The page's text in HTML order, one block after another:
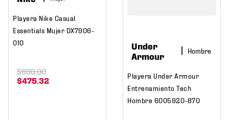
Playera Nike Casual
Essentials Mujer DX7906-
010
$475.32
$699.00
Under
Armour
Hombre
Playera Under Armour
Entrenamiento Tech
Hombre 6005920-870